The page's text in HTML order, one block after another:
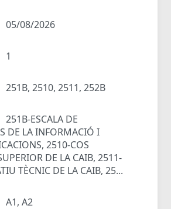
05/08/2026
1
251B, 2510, 2511, 252B
251B-ESCALA DE
DE LA INFORMACIÓ I
2510-COS
DE LA CAIB, 2511-
TÈCNIC DE LA CAIB, 25...
A1, A2